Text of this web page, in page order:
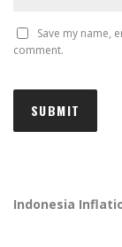
Save my name,
comment.
Indonesia